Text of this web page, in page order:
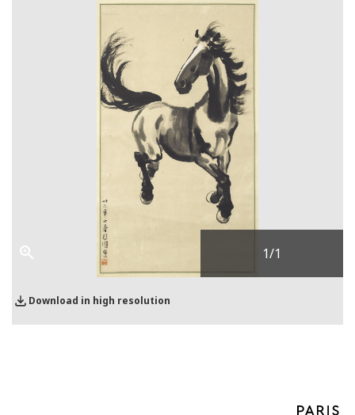
Download in high resolution
1/1